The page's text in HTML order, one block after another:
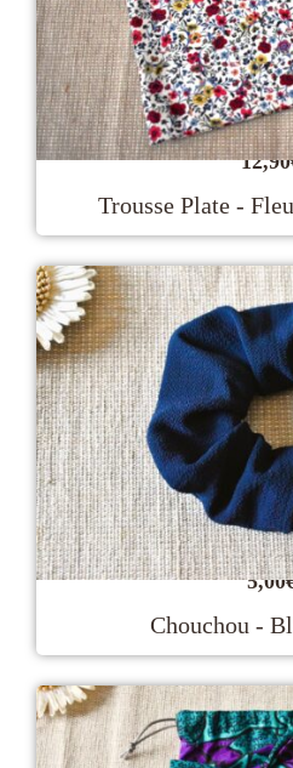
12,90
Trousse Plate -
5,00
Chouchou -